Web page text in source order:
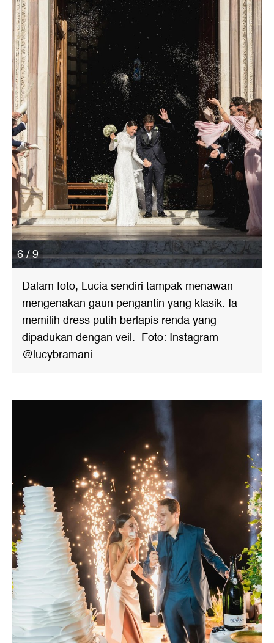
6 / 9
Dalam foto, Lucia sendiri tampak menawan
mengenakan gaun pengantin yang klasik. Ia
memilih dress putih berlapis renda yang
dipadukan dengan veil. Foto: Instagram
@lucybramani